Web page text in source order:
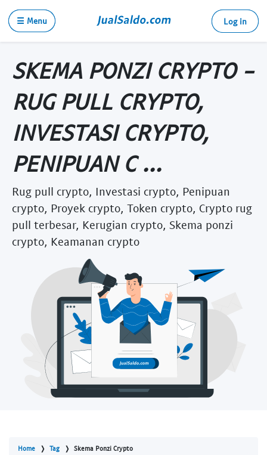
☰ Menu Log in
SKEMA PONZI CRYPTO -
RUG PULL CRYPTO,
INVESTASI CRYPTO,
PENIPUAN C ...
Rug pull crypto, Investasi crypto, Penipuan
crypto, Proyek crypto, Token crypto, Crypto rug
pull terbesar, Kerugian crypto, Skema ponzi
crypto, Keamanan crypto
Home Tag Skema Ponzi Crypto